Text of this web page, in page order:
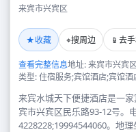
来宾市兴宾区
★收藏 ⌖搜周边 📱 去
查看完整信息地址: 来宾市兴宾
类型: 住宿服务;宾馆酒店;宾馆酒
来宾水城天下便捷酒店是一
宾市兴宾区民乐路93-12号。
4228228;19994544060。地理